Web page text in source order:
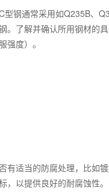
型钢通常采用如Q235B、
。了解并确认所用钢材的
强度）。
有适当的防腐处理，比如
，以提供良好的耐腐蚀性。